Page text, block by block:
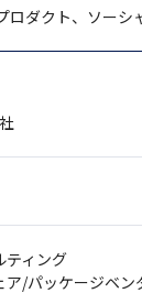
ダクト、ソー
ティング
ア/パッケージベン